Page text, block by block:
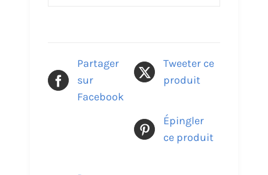
Partager
sur
Facebook
Tweeter ce
produit
Épingler
ce produit